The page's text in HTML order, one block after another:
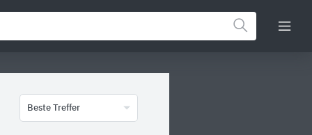
Beste Treffer